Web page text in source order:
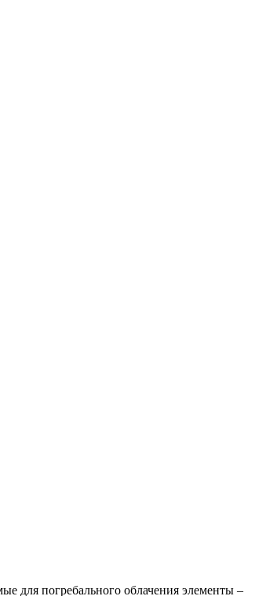
для погребального облачения элементы –